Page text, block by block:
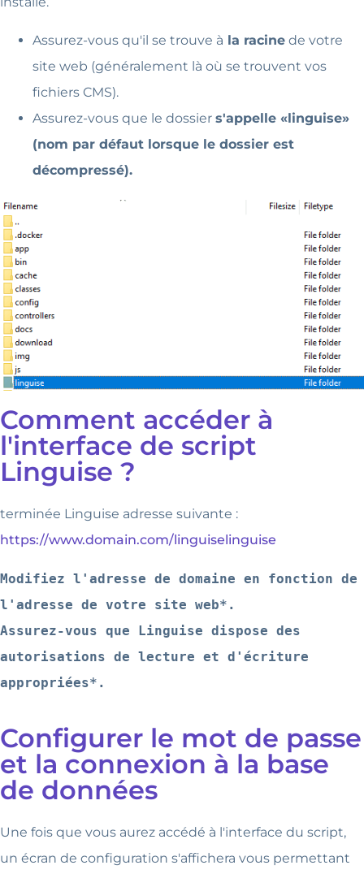
Assurez-vous qu'il se trouve à la racine de votre
site web (généralement là où se trouvent vos
fichiers CMS).
Assurez-vous que le dossier s'appelle «linguise»
(nom par défaut lorsque le dossier est
décompressé).
Comment accéder à
l'interface de script
Linguise ?
terminée Linguise adresse suivante :
https://www.domain.com/linguiselinguise
Modifiez l'adresse de domaine en fonction de
l'adresse de votre site web*.
Assurez-vous que Linguise dispose des
autorisations de lecture et d'écriture
appropriées*.
Configurer le mot de passe
et la connexion à la base
de données
Une fois que vous aurez accédé à l'interface du script,
un écran de configuration s'affichera vous permettant